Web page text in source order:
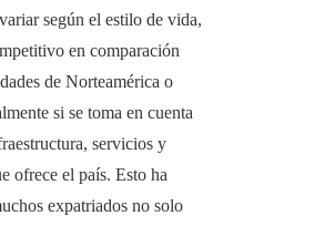
según el estilo de vida,
en comparación
de Norteamérica o
si se toma en cuenta
servicios y
ofrece el país. Esto ha
expatriados no solo